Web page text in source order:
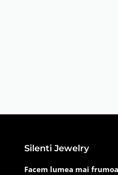
Silenti Jewelry
Facem lumea mai